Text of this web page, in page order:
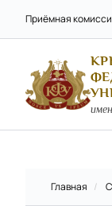
Приёмная
Главная /